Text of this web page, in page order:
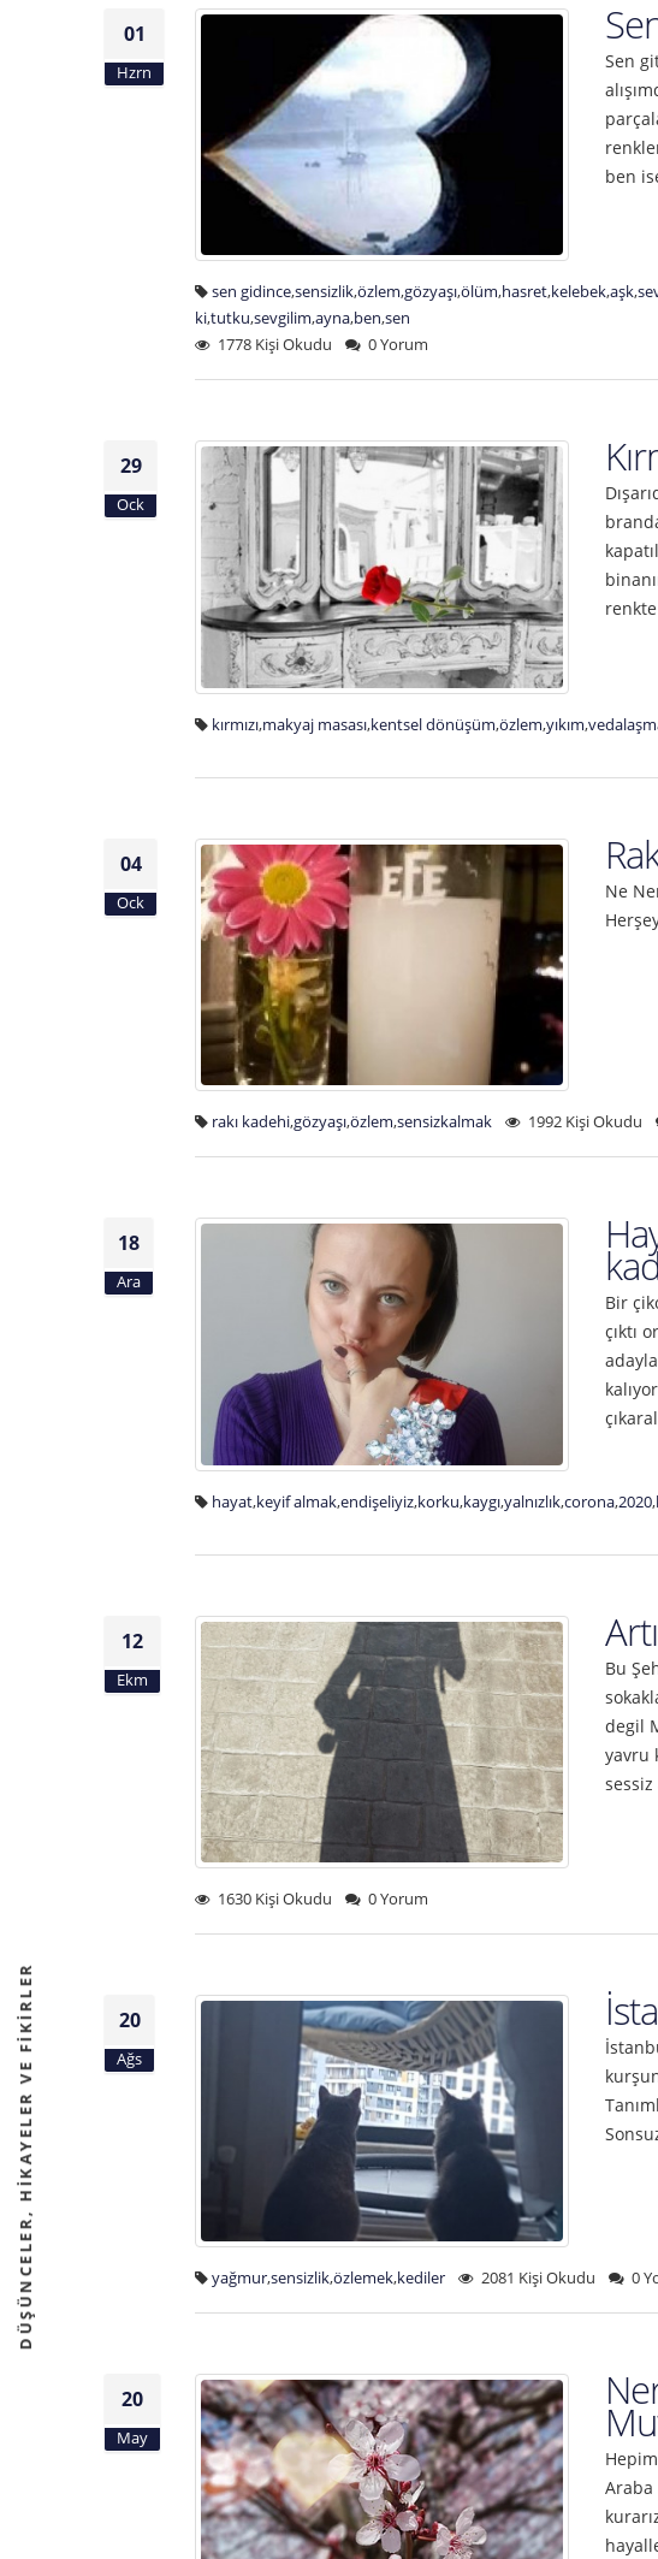
01
Hzrn
Sen
ben
sen gidince,sensizlik,özlem,gözyaşı,ölüm,hasret,kelebek,aşk,
ki,tutku,sevgilim,ayna,ben,sen
1778 Kişi Okudu
0 Yorum
29
Ock
kırmızı,makyaj masası,kentsel dönüşüm,özlem,yıkım,
04
Ock
Ne
rakı kadehi,gözyaşı,özlem,sensizkalmak 1992 Kişi Okudu
18
Ara
Bir
çıktı
hayat,keyif almak,endişeliyiz,korku,kaygı,yalnızlık,corona,2020,
12
Ekm
Bu
degil
yavru
1630 Kişi Okudu 0 Yorum
20
Ağs
yağmur,sensizlik,özlemek,kediler 2081 Kişi Okudu 0
20
May
DÜŞÜNCELER, HİKAYELER VE FİKİRLER